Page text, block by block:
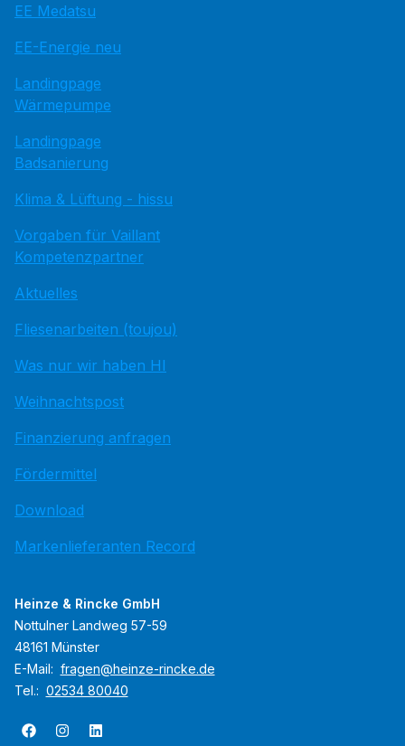
EE Medatsu
EE-Energie neu
Landingpage
Wärmepumpe
Landingpage
Badsanierung
Klima & Lüftung - hissu
Vorgaben für Vaillant
Kompetenzpartner
Aktuelles
Fliesenarbeiten (toujou)
Was nur wir haben HI
Weihnachtspost
Finanzierung anfragen
Fördermittel
Download
Markenlieferanten Record
Heinze & Rincke GmbH
Nottulner Landweg 57-59
48161 Münster
E-Mail: fragen@heinze-rincke.de
Tel.: 02534 80040